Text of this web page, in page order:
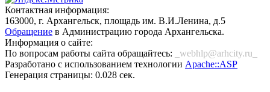
Контактная информация:
163000, г. Архангельск, площадь им. В.И.Ленина, д.5
Обращение в Администрацию города Архангельска.
Информация о сайте:
По вопросам работы сайта обращайтесь:
_webhlp@arhcity.ru_
Разработано с использованием технологии Apache::ASP
Генерация страницы: 0.028 сек.